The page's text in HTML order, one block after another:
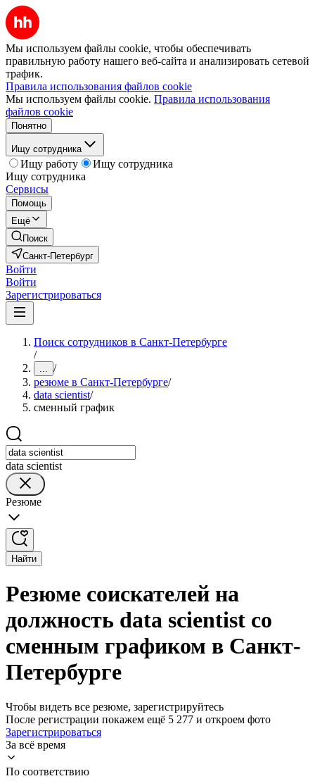
Мы используем файлы cookie, чтобы обеспечивать
правильную работу нашего веб-сайта и анализировать сетевой
трафик.
Правила использования файлов cookie
Мы используем файлы cookie. Правила использования
файлов cookie
Понятно
Ищу сотрудника
Ищу работу
Ищу сотрудника
Ищу сотрудника
Сервисы
Помощь
Ещё
Поиск
Санкт-Петербург
Войти
Войти
Зарегистрироваться
Поиск сотрудников в Санкт-Петербурге
/
... /
резюме в Санкт-Петербурге/
data scientist/
сменный график
data scientist
Резюме
Найти
Резюме соискателей на
должность data scientist со
сменным графиком в Санкт-
Петербурге
Чтобы видеть все резюме, зарегистрируйтесь
После регистрации покажем ещё 5 277 и откроем фото
Зарегистрироваться
За всё время
По соответствию